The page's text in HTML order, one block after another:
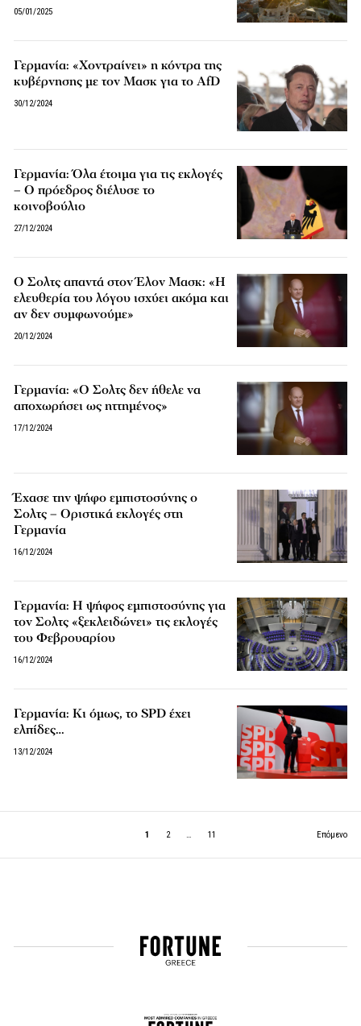
05/01/2025
Γερμανία: «Χοντραίνει» η κόντρα της
κυβέρνησης με τον Μασκ για το AfD
30/12/2024
Γερμανία: Όλα έτοιμα για τις εκλογές
– Ο πρόεδρος διέλυσε το
κοινοβούλιο
27/12/2024
Ο Σολτς απαντά στον Έλον Μασκ: «Η
ελευθερία του λόγου ισχύει ακόμα και
αν δεν συμφωνούμε»
20/12/2024
Γερμανία: «Ο Σολτς δεν ήθελε να
αποχωρήσει ως ηττημένος»
17/12/2024
Έχασε την ψήφο εμπιστοσύνης ο
Σολτς – Οριστικά εκλογές στη
Γερμανία
16/12/2024
Γερμανία: Η ψήφος εμπιστοσύνης για
τον Σολτς «ξεκλειδώνει» τις εκλογές
του Φεβρουαρίου
16/12/2024
Γερμανία: Κι όμως, το SPD έχει
ελπίδες…
13/12/2024
1 2 … 11 Επόμενο